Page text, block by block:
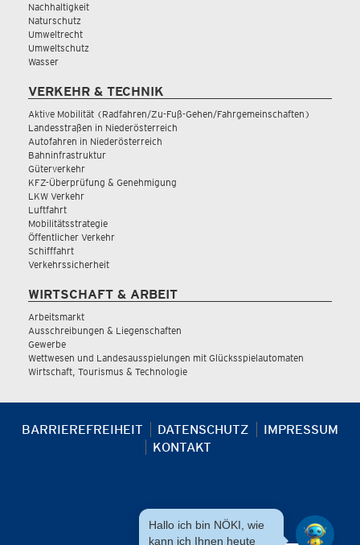
Nachhaltigkeit
Naturschutz
Umweltrecht
Umweltschutz
Wasser
VERKEHR & TECHNIK
Aktive Mobilität (Radfahren/Zu-Fuß-Gehen/Fahrgemeinschaften)
Landesstraßen in Niederösterreich
Autofahren in Niederösterreich
Bahninfrastruktur
Güterverkehr
KFZ-Überprüfung & Genehmigung
LKW Verkehr
Luftfahrt
Mobilitätsstrategie
Öffentlicher Verkehr
Schifffahrt
Verkehrssicherheit
WIRTSCHAFT & ARBEIT
Arbeitsmarkt
Ausschreibungen & Liegenschaften
Gewerbe
Wettwesen und Landesausspielungen mit Glücksspielautomaten
Wirtschaft, Tourismus & Technologie
BARRIEREFREIHEIT DATENSCHUTZ
IMPRESSUM
KONTAKT
Hallo ich bin NÖKI, wie
kann ich Ihnen heute